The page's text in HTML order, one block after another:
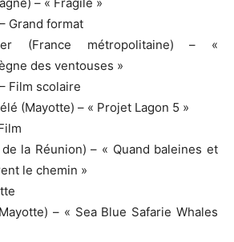
Grand format
(France métropolitaine) – «
des ventouses »
Film scolaire
(Mayotte) – « Projet Lagon 5 »
la Réunion) – « Quand baleines et
le chemin »
– « Sea Blue Safarie Whales